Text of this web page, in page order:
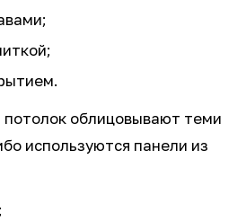
потолок облицовывают теми
используются панели из